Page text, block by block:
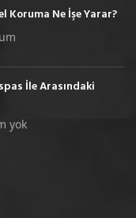
Koruma Ne İşe Yarar?
İle Arasındaki
yok